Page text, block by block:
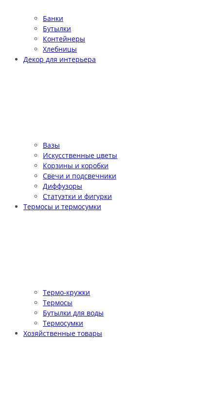
Банки
Бутылки
Контейнеры
Хлебницы
Декор для интерьера
Вазы
Искусственные цветы
Корзины и коробки
Свечи и подсвечники
Диффузоры
Статуэтки и фигурки
Термосы и термосумки
Термо-кружки
Термосы
Бутылки для воды
Термосумки
Хозяйственные товары